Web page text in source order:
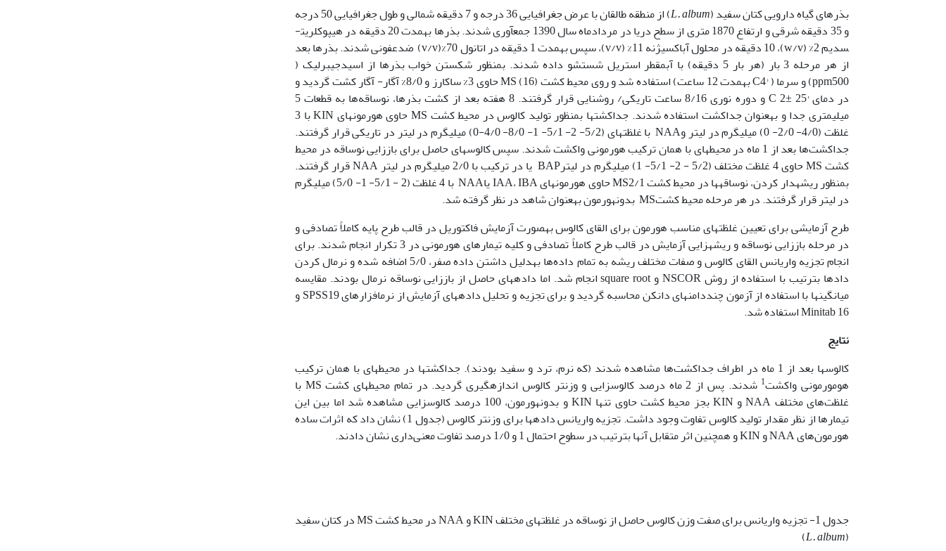
بذرهای گیاه دارویی کتان سفید (L. album
) از منطقه طالقان با عرض جغرافیایی 36 درجه و 7 دقیقه شمالی و طول جغرافیایی 50 درجه
و 35 دقیقه شرقی و ارتفاع 1870 متری از سطح دریا در مردادماه سال 1390 جمع­آوری شدند. بذرها به­مدت 20 دقیقه در هیپوکلریت­
سدیم 2% (w/v)، 10 دقیقه در محلول آب­اکسیژنه 11% (v/v)، سپس به­مدت 1 دقیقه در اتانول 70%(v/v) ضدعفونی شدند. بذرها بعد
از هر مرحله 3 بار (هر بار 5 دقیقه) با آب­مقطر استریل شستشو داده شدند. بمنظور شکستن خواب بذرها از اسیدجیبرلیک (
ppm500) و سرما ( °C4 به­مدت 12 ساعت) استفاده شد و روی محیط کشت MS (16) حاوی 3% ساکارز و 8/0% آگار- آگار کشت گردید و
در دمای °C 2± 25 و دوره نوری 8/16 ساعت تاریکی/ روشنایی قرار گرفتند. 8 هفته بعد از کشت بذر‌ها، نوساقه‌ها به قطعات 5
میلی‏متری جدا و به­عنوان جداکشت استفاده شدند. جداکشت­ها بمنظور تولید کالوس در محیط کشت MS حاوی هورمون‏های KIN با 3
غلظت‏ (4/0- 2/0- 0) میلی­گرم در لیتر وNAA با غلظت‏های (5/2- 2- 5/1- 1- 8/0- 4/0-0) میلی­گرم در لیتر در تاریکی قرار گرفتند.
جداکشت‌ها بعد از 1 ماه در محیط‏های با همان ترکیب هورمونی واکشت شدند. سپس کالوس‏های حاصل برای باززایی نوساقه در محیط
کشت MS حاوی 4 غلظت‏ مختلف (5/2 - 2- 5/1- 1) میلی­گرم در لیترBAP یا در ترکیب با 2/0 میلی­گرم در لیتر NAA قرار گرفتند.
بمنظور ریشه­دار کردن، نوساقه‏ها در محیط کشت MS2/1 حاوی هورمون‏های IAA، IBA یاNAA با 4 غلظت‏ (2 - 5/1- 1- 5/0) میلی­گرم
در لیتر قرار گرفتند. در هر مرحله محیط کشتMS بدون­هورمون به­عنوان شاهد در نظر گرفته شد.
طرح آزمایشی برای تعیین غلظت‏های مناسب هورمون برای القای کالوس به­صورت آزمایش فاکتوریل در قالب طرح پایه کاملاً تصادفی و
در مرحله باززایی نوساقه و ریشه­زایی آزمایش در قالب طرح کاملاً تصادفی و کلیه تیمارهای هورمونی در 3 تکرار انجام شدند. برای
انجام تجزیه واریانس القای کالوس و صفات مختلف ریشه به تمام داده‌ها به­دلیل داشتن داده صفر، 5/0 اضافه شده و نرمال کردن
دادها بترتیب با استفاده از روش NSCOR و square root انجام شد. اما داده­های حاصل از باززایی نوساقه نرمال بودند. مقایسه
میانگین‏ها با استفاده از آزمون چند­دامنه‏ای دانکن محاسبه گردید و برای تجزیه و تحلیل داده­های آزمایش از نرم‏افزارهای SPSS19 و
Minitab 16 استفاده شد.
نتایج
کالوس‏ها بعد از 1 ماه در اطراف جدا­کشت‌ها مشاهده شدند (که نرم، ترد و سفید بودند). جداکشت­ها در محیطهای با همان ترکیب
هومورمونی واکشت1
شدند. پس از 2 ماه درصد کالوس‏زایی و وزن‏­تر کالوس اندازه‏گیری گردید. در تمام محیط‏های کشت MS با
غلظت‌های مختلف NAA و KIN بجز محیط کشت حاوی تنها KIN و بدون­هورمون، 100 درصد کالوس­زایی مشاهده شد اما بین این
تیمارها از نظر مقدار تولید کالوس تفاوت وجود داشت. تجزیه واریانس داده­ها برای وزن­تر کالوس (جدول 1) نشان داد که اثرات ساده
هورمون‌های NAA و KIN و همچنین اثر متقابل آنها بترتیب در سطوح احتمال 1 و 1/0 درصد تفاوت معنی‌داری نشان دادند.
جدول 1- تجزیه واریانس برای صفت وزن کالوس حاصل از نوساقه در غلظت‏های مختلف KIN و NAA در محیط کشت MS در کتان سفید
(
L. album
)